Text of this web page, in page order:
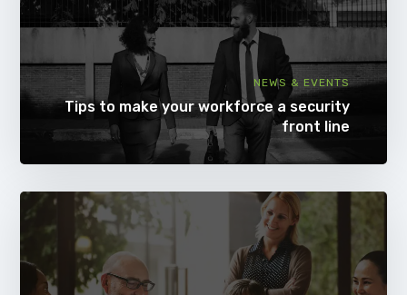
NEWS & EVENTS
Tips to make your workforce a security
front line